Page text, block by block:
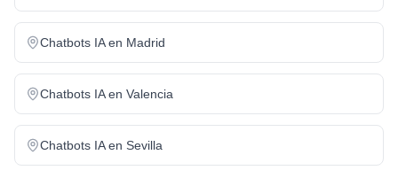
Chatbots IAen Madrid
Chatbots IAen Valencia
Chatbots IAen Sevilla